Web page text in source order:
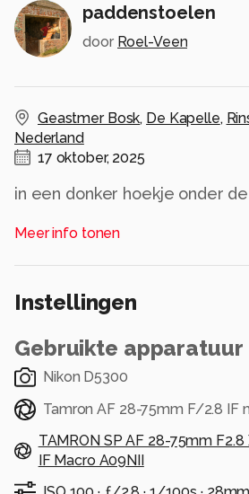
paddenstoelen
door Roel-Veen
Geastmer Bosk, De Kapelle,
Nederland
17 oktober, 2025
in een donker hoekje onder
licht werd het een mooi
Meer info tonen
Instellingen
Gebruikte apparatuur
Nikon D5300
Tamron AF 28-75mm F/2.8 IF
TAMRON SP AF 28-75mm
IF Macro A09NII